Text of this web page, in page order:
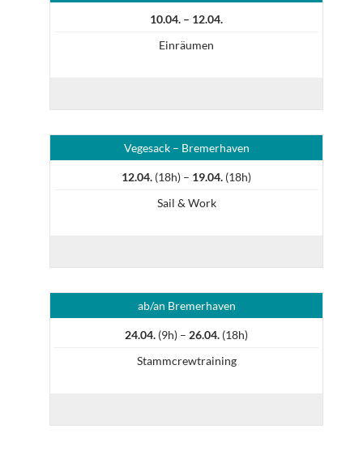
10.04. – 12.04.
Einräumen
Vegesack – Bremerhaven
12.04. (18h) – 19.04. (18h)
Sail & Work
ab/an Bremerhaven
24.04. (9h) – 26.04. (18h)
Stammcrewtraining